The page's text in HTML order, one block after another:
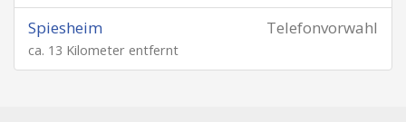
Telefonvorwahl
Spiesheim
ca. 13 Kilometer entfernt